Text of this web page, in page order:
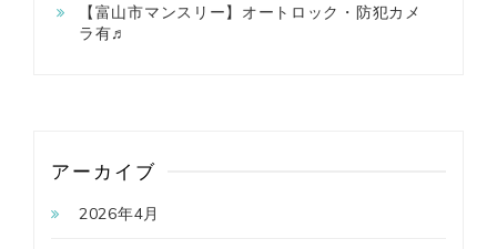
【富山市マンスリー】オートロック・防犯カメ
ラ有♬
アーカイブ
2026年4月